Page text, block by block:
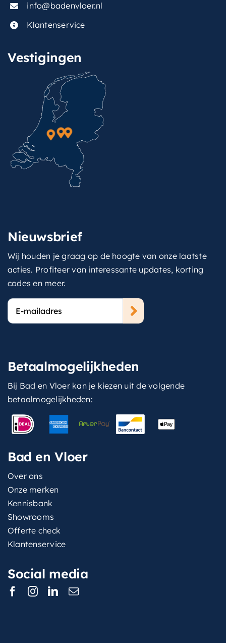
info@badenvloer.nl
Klantenservice
Vestigingen
Nieuwsbrief
Wij houden je graag op de hoogte van onze laatste
acties. Profiteer van interessante updates, korting
codes en meer.
E-
mailadres
Betaalmogelijkheden
Bij Bad en Vloer kan je kiezen uit de volgende
betaalmogelijkheden:
Bad en Vloer
Over ons
Onze merken
Kennisbank
Showrooms
Offerte check
Klantenservice
Social media